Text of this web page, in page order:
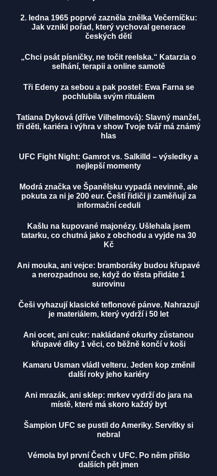
2. ledna 1965 poprvé zazněla znělka Večerníčku:
Jak vznikl pořad, který vychoval generace
českých dětí
„Chci psát písničky, ne točit reelska.“ Katarzia o
selhání, terapii a online samotě
Tři Edeny za sebou a pak postel: Ewa Farna se
pochlubila svým rituálem
Tatiana Dyková (dříve Vilhelmová): Slavný manžel,
tři děti, kariéra i výhra v show Tvoje tvář má známý
hlas
UFC Fight Night: Gamrot vs. Salkilld – výsledky a
nejlepší momenty
Modrá značka ve Španělsku vypadá nevinně, ale
pokuta za ni je 200 eur. Čeští řidiči ji zaměňují za
informační ceduli
Kašlu na kupované majonézy. Ušlehala jsem
tatarku, co chutná jako z obchodu a vyjde na 30
Kč
Ani mouka, ani vejce: bramboráky budou křupavé
a nerozpadnou se, když do těsta přidáte 1
surovinu
Češi vyhazují klasické teflonové pánve. Nahrazují
je materiálem, který vydrží i 50 let
Ani ocet, ani cukr: nakládané okurky zůstanou
křupavé díky 1 věci, co běžně končí v koši
Kamaru Usman vládl velteru. Jeden kop změnil
další roky jeho kariéry
Ani mrazák, ani sklep: mrkev vydrží do jara na
místě, které má skoro každý byt
Šampion UFC se pustil do Ameriky. Servítky si
nebral
Vémola byl první Čech v UFC. Po něm přišlo
dalších pět jmen